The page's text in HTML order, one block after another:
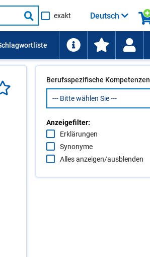
Suche
starten
exakt Deutsch
Berufsspezifische Kompetenzen
Anzeigefilter:
Erklärungen
Synonyme
Alles anzeigen/ausblenden